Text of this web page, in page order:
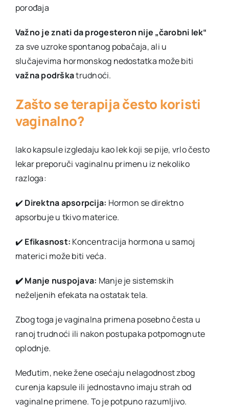
porođaja
Važno je znati da progesteron nije „čarobni lek“
za sve uzroke spontanog pobačaja, ali u
slučajevima hormonskog nedostatka može biti
važna podrškatrudnoći.
Zašto se terapija često koristi
vaginalno?
Iako kapsule izgledaju kao lek koji se pije, vrlo često
lekar preporuči vaginalnu primenu iz nekoliko
razloga:
✔️ Direktna apsorpcija: Hormon se direktno
apsorbuje u tkivo materice.
✔️ ​Efikasnost: Koncentracija hormona u samoj
materici može biti veća.
✔️​ Manje nuspojava: Manje je sistemskih
neželjenih efekata na ostatak tela.
Zbog toga je vaginalna primena posebno česta u
ranoj trudnoći ili nakon postupaka potpomognute
oplodnje.
Međutim, neke žene osećaju nelagodnost zbog
curenja kapsule ili jednostavno imaju strah od
vaginalne primene. To je potpuno razumljivo.